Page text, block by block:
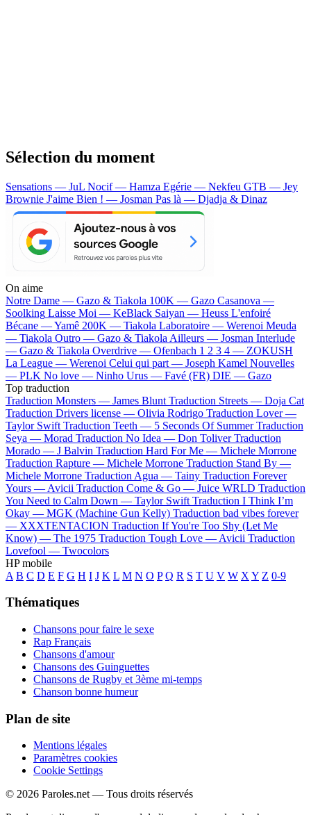
Sélection du moment
Sensations — JuL Nocif — Hamza Egérie — Nekfeu GTB — Jey
Brownie J'aime Bien ! — Josman Pas là — Djadja & Dinaz
On aime
Notre Dame — Gazo & Tiakola 100K — Gazo Casanova —
Soolking Laisse Moi — KeBlack Saiyan — Heuss L'enfoiré
Bécane —Yamê 200K — Tiakola Laboratoire — Werenoi Meuda
— Tiakola Outro — Gazo & Tiakola Ailleurs — Josman Interlude
— Gazo & Tiakola Overdrive — Ofenbach 1 2 3 4 — ZOKUSH
La League — Werenoi Celui qui part — Joseph Kamel Nouvelles
— PLK No love — Ninho Urus — Favé (FR) DIE — Gazo
Top traduction
Traduction Monsters — James Blunt Traduction Streets — Doja Cat
Traduction Drivers license — Olivia Rodrigo Traduction Lover —
Taylor Swift Traduction Teeth — 5 Seconds Of Summer Traduction
Seya — Morad Traduction No Idea — Don Toliver Traduction
Morado — J Balvin Traduction Hard For Me — Michele Morrone
Traduction Rapture — Michele Morrone Traduction Stand By —
Michele Morrone Traduction Agua — Tainy Traduction Forever
Yours — Avicii Traduction Come & Go — Juice WRLD Traduction
You Need to Calm Down — Taylor Swift Traduction I Think I’m
Okay — MGK (Machine Gun Kelly) Traduction bad vibes forever
— XXXTENTACION Traduction If You're Too Shy (Let Me
Know) — The 1975 Traduction Tough Love — Avicii Traduction
Lovefool — Twocolors
HP mobile
A B C D E F G H I J K L M N O P Q R S T U V W X Y Z 0-9
Thématiques
Chansons pour faire le sexe
Rap Français
Chansons d'amour
Chansons des Guinguettes
Chansons de Rugby et 3ème mi-temps
Chanson bonne humeur
Plan de site
Mentions légales
Paramètres cookies
Cookie Settings
© 2026 Paroles.net — Tous droits réservés